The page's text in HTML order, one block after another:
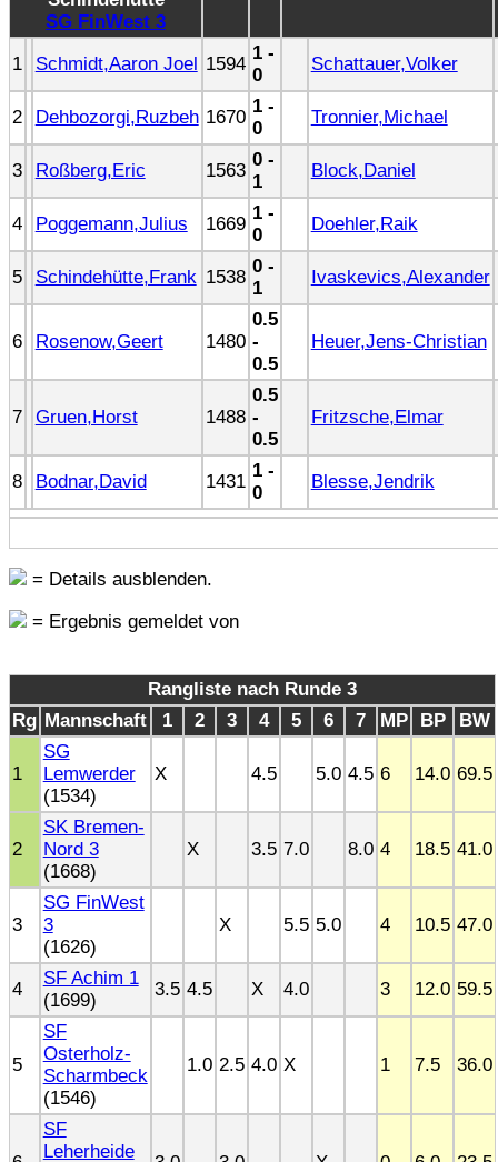
SG FinWest 3
1 Schmidt,Aaron Joel 1594
1 -
0
Schattauer,Volker
2 Dehbozorgi,Ruzbeh 1670
1 -
0
Tronnier,Michael
3 Roßberg,Eric 1563
0 -
1
Block,Daniel
4 Poggemann,Julius 1669
1 -
0
Doehler,Raik
5 Schindehütte,Frank 1538
0 -
1
Ivaskevics,Alexander
6 Rosenow,Geert 1480
0.5
-
0.5
Heuer,Jens-Christian
7 Gruen,Horst 1488
0.5
-
0.5
Fritzsche,Elmar
8 Bodnar,David 1431
1 -
0
Blesse,Jendrik
= Details ausblenden.
= Ergebnis gemeldet von
Rangliste nach Runde 3
Rg Mannschaft 1 2 3 4 5 6 7 MP BP BW
1
SG
Lemwerder
(1534)
X 4.5 5.0 4.5 6 14.0 69.5
2
SK Bremen-
Nord 3
(1668)
X 3.5 7.0 8.0 4 18.5 41.0
3
SG FinWest
3
(1626)
X 5.5 5.0 4 10.5 47.0
4
SF Achim 1
(1699)
3.5 4.5 X 4.0 3 12.0 59.5
5
SF
Osterholz-
Scharmbeck
(1546)
1.0 2.5 4.0 X 1 7.5 36.0
SF
Leherheide